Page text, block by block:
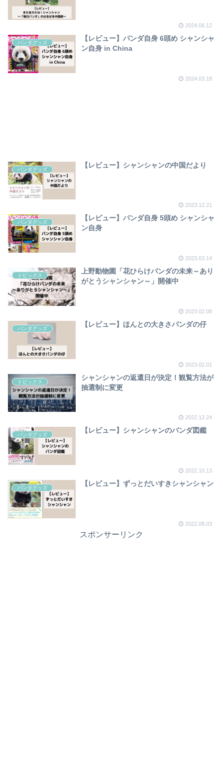
2024.06.12
パンダグッズ
【レビュー】パンダ自身 6頭め シャンシャ
ン自身 in China
2024.03.18
パンダグッズ
【レビュー】シャンシャンの中国だより
2023.12.21
パンダグッズ
【レビュー】パンダ自身 5頭め シャンシャ
ン自身
2023.03.14
トピックス
上野動物園「花ひらけパンダの未来～あり
がとうシャンシャン～」開催中
2023.02.08
パンダグッズ
【レビュー】ほんとの大きさパンダの仔
2023.02.01
トピックス
シャンシャンの返還日が決定！観覧方法が
抽選制に変更
2022.12.24
パンダグッズ
【レビュー】シャンシャンのパンダ図鑑
2022.10.13
パンダグッズ
【レビュー】ずっとだいすきシャンシャン
2022.08.03
スポンサーリンク